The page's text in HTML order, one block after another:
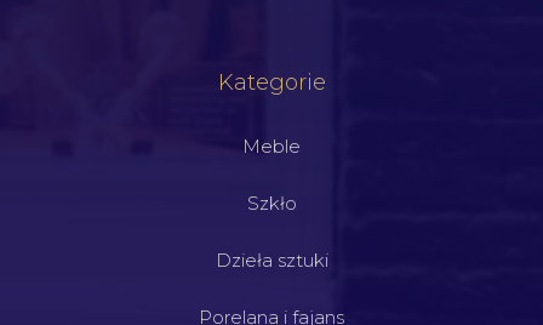
Kategorie
Meble
Szkło
Dzieła sztuki
Porelana i fajans